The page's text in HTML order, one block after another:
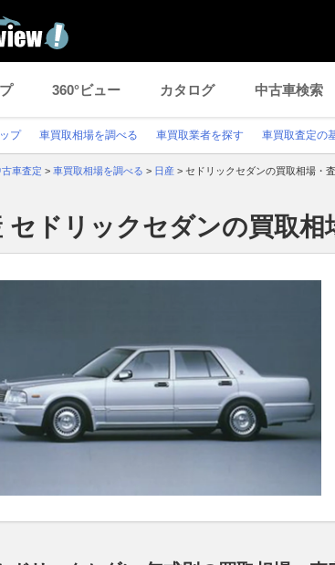
360°ビュー カタログ 中古車検索
プ 車買取相場を調べる 車買取業者を探す 車買取査定の
車査定 > 車買取相場を調べる > 日産 > セドリックセダンの買取相場・
セドリックセダンの買取相